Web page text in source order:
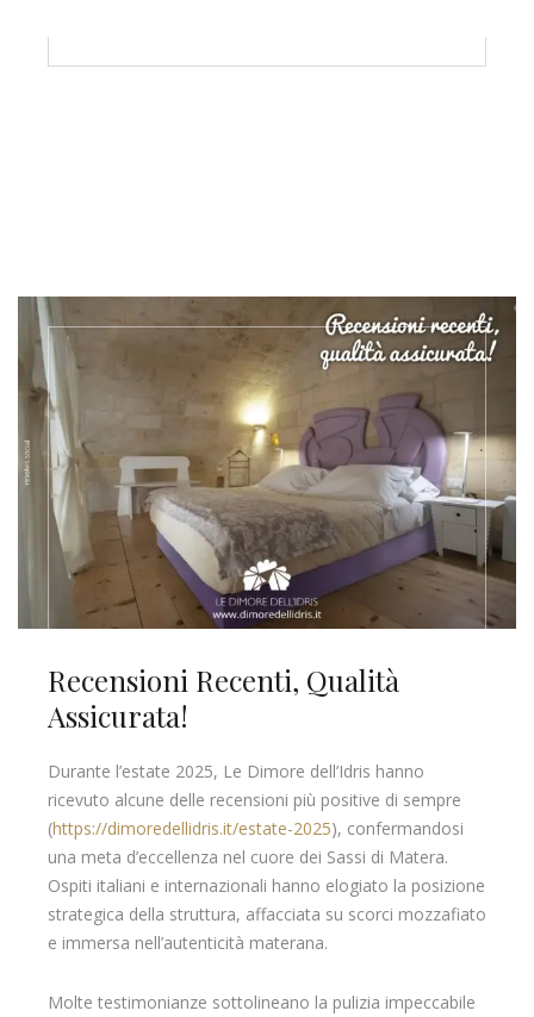
Recensioni Recenti, Qualità
Assicurata!
Durante l’estate 2025, Le Dimore dell’Idris hanno
ricevuto alcune delle recensioni più positive di sempre
(https://dimoredellidris.it/estate-2025), confermandosi
una meta d’eccellenza nel cuore dei Sassi di Matera.
Ospiti italiani e internazionali hanno elogiato la posizione
strategica della struttura, affacciata su scorci mozzafiato
e immersa nell’autenticità materana.
Molte testimonianze sottolineano la pulizia impeccabile